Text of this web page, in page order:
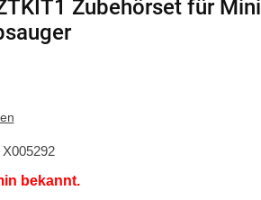
Zubehörset für Mini
X005292
bekannt.